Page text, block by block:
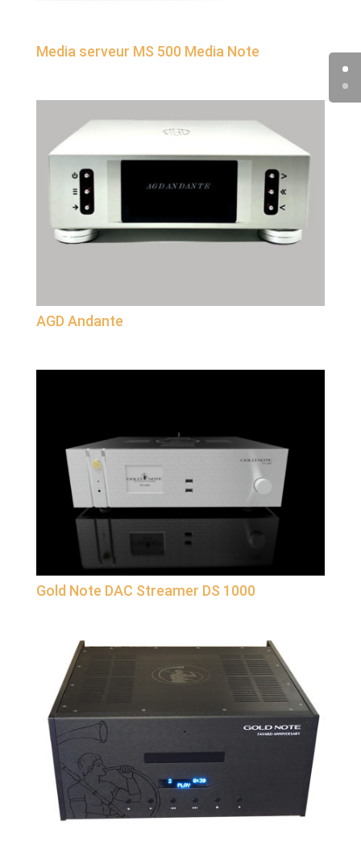
Media serveur MS 500 Media Note
AGD Andante
Gold Note DAC Streamer DS 1000